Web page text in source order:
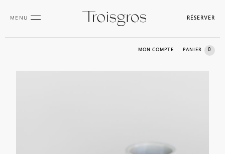
MENU RÉSERVER
MON COMPTE PANIER 0